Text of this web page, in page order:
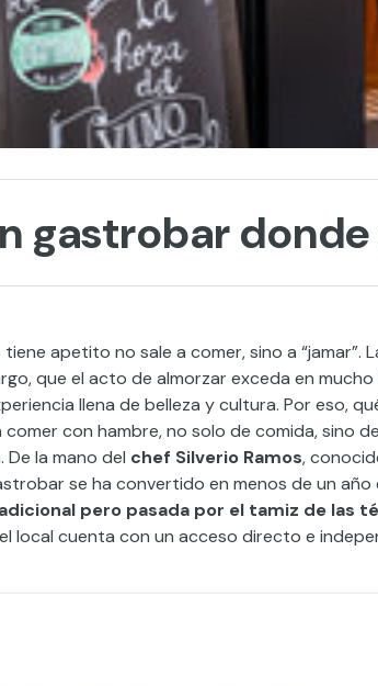
gastrobar
apetito no sale a comer, sino a “jamar”.
que el acto de almorzar exceda en
llena de belleza y cultura. Por eso,
comer con hambre, no solo de comida, sino
la mano del chef Silverio Ramos,
se ha convertido en menos de un
pero pasada por el tamiz de las
local cuenta con un acceso directo e